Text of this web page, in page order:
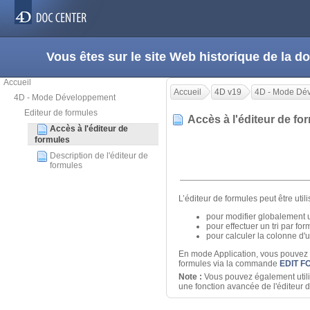
Vous êtes sur le site Web historique de la
Accueil
4D - Mode Développement
Editeur de formules
Accès à l'éditeur de
formules
Description de l'éditeur de
formules
Accueil 4D v19 4D - Mode
Accès à l'éditeur de
L’éditeur de formules peut être
pour modifier globalement
pour effectuer un tri par
pour calculer la colonne
En mode Application, vous
formules via la commande EDIT
Note : Vous pouvez également
une fonction avancée de l'éditeur